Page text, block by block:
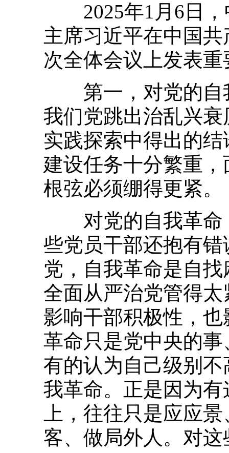
2025年1月6日
主席习近平在中国
次全体会议上发表
第一，对党的自
我们党跳出治乱兴
实践探索中得出的
建设任务十分繁重
根弦必须绷得更紧。
对党的自我革命
些党员干部还抱有
党，自我革命是自
全面从严治党管得
影响干部积极性，
革命只是党中央的
有的认为自己级别
我革命。正是因为
上，往往只是应应
客、做局外人。对